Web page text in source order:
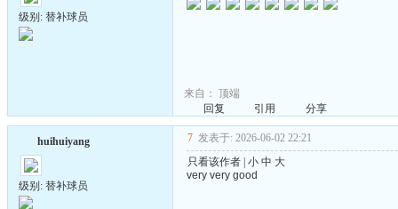
级别: 替补球员
来自： 顶端
回复
引用 分享
huihuiyang
级别: 替补球员
7 发表于: 2026-06-02 22:21
只看该作者 小 中 大
very very good